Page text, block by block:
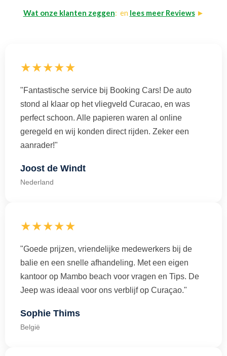
Wat onze klanten zeggen: en lees meer Reviews►
★★★★★
"Fantastische service bij Booking Cars! De auto
stond al klaar op het vliegveld Curacao, en was
perfect schoon. Alle papieren waren al online
geregeld en wij konden direct rijden. Zeker een
aanrader!"
Joost de Windt
Nederland
★★★★★
"Goede prijzen, vriendelijke medewerkers bij de
balie en een snelle afhandeling. Met een eigen
kantoor op Mambo beach voor vragen en Tips. De
Jeep was ideaal voor ons verblijf op Curaçao."
Sophie Thims
België